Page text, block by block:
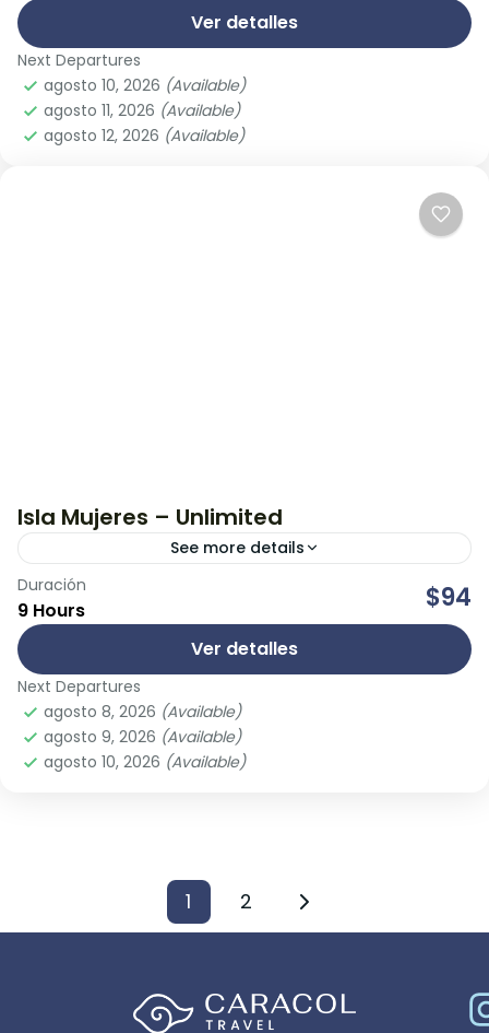
senderos de la selva, fullspeed por delante
alrededor...
Cancún
Ver detalles
Next Departures
agosto 10, 2026 (Available)
agosto 11, 2026 (Available)
agosto 12, 2026 (Available)
Isla Mujeres – Unlimited
See more details
Isla Mujeres es un pueblito tradicional con calles
peatonales llenas de color, vida y construcciones
caribeñas únicas en México. Además, fue hogar y
escondite de...
Isla Mujeres
Easy
Duración
9 Hours $94
Ver detalles
Next Departures
agosto 8, 2026 (Available)
agosto 9, 2026 (Available)
agosto 10, 2026 (Available)
1 2